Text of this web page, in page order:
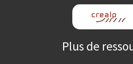
Plus de